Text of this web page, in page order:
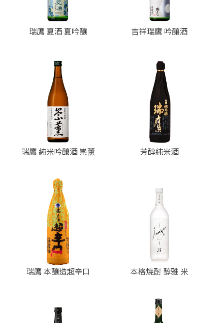
瑞鷹 夏酒 夏吟釀 吉祥瑞鷹 吟釀酒
瑞鷹 純米吟釀酒 崇薰 芳醇純米酒
瑞鷹 本釀造超辛口 本格燒酎 醇雅 米